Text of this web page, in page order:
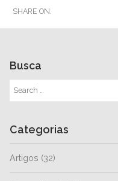
SHARE ON:
Busca
Categorias
Artigos (32)